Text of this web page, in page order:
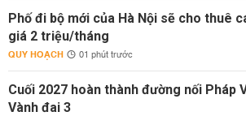
Phố đi bộ mới của Hà Nội sẽ cho thuê
giá 2 triệu/tháng
QUY HOẠCH 01 phút trước
Cuối 2027 hoàn thành đường nối Pháp
Vành đai 3